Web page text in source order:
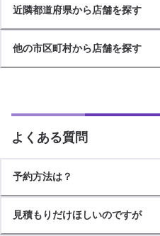
近隣都道府県から店舗を探す
他の市区町村から店舗を探す
よくある質問
予約方法は？
見積もりだけほしいのですが